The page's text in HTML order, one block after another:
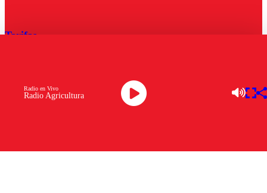
Radio Agricultura
Radio en Vivo
Tarifas
Descarga la APP